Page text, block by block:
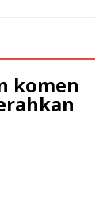
komen